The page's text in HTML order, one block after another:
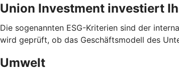
Union Investment investiert
Die sogenannten ESG-Kriterien sind der
wird geprüft, ob das Geschäftsmodell des
Umwelt